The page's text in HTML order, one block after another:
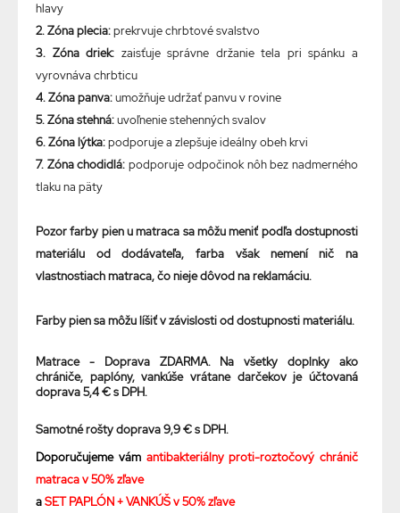
hlavy
2. Zóna plecia:prekrvuje chrbtové svalstvo
3. Zóna driek: zaisťuje správne držanie tela pri spánku a
vyrovnáva chrbticu
4. Zóna panva:umožňuje udržať panvu v rovine
5. Zóna stehná:uvoľnenie stehenných svalov
6. Zóna lýtka:podporuje a zlepšuje ideálny obeh krvi
7. Zóna chodidlá: podporuje odpočinok nôh bez nadmerného
tlaku na päty
Pozor farby pien u matraca sa môžu meniť podľa dostupnosti
materiálu od dodávateľa, farba však nemení nič na
vlastnostiach matraca, čo nieje dôvod na reklamáciu.
Farby pien sa môžu líšiť v závislosti od dostupnosti materiálu.
Matrace - Doprava ZDARMA. Na všetky doplnky ako
chrániče, paplóny, vankúše vrátane darčekov je účtovaná
doprava 5,4 € s DPH.
Samotné rošty doprava 9,9 € s DPH.
Doporučujeme vám antibakteriálny proti-roztočový chránič
matraca v 50% zľave
aSET PAPLÓN + VANKÚŠ v 50% zľave